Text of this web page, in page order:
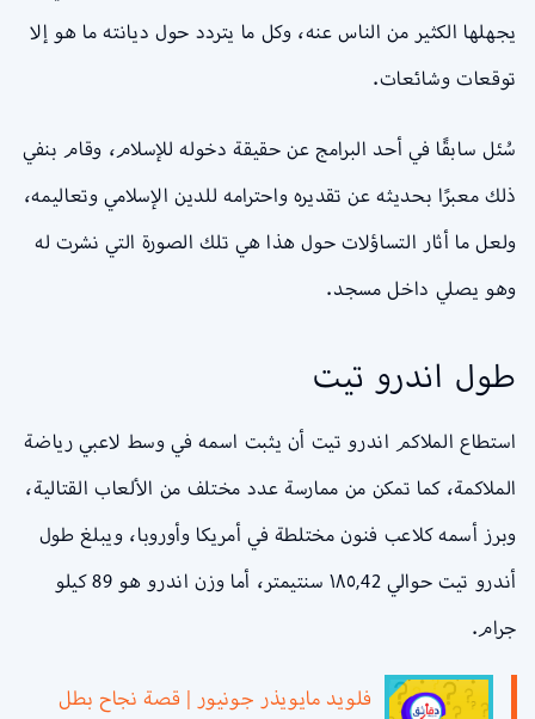
يجهلها الكثير من الناس عنه، وكل ما يتردد حول ديانته ما هو إلا
توقعات وشائعات.
سُئل سابقًا في أحد البرامج عن حقيقة دخوله للإسلام، وقام بنفي
ذلك معبرًا بحديثه عن تقديره واحترامه للدين الإسلامي وتعاليمه،
ولعل ما أثار التساؤلات حول هذا هي تلك الصورة التي نشرت له
وهو يصلي داخل مسجد.
طول اندرو تيت
استطاع الملاكم اندرو تيت أن يثبت اسمه في وسط لاعبي رياضة
الملاكمة، كما تمكن من ممارسة عدد مختلف من الألعاب القتالية،
وبرز أسمه كلاعب فنون مختلطة في أمريكا وأوروبا، ويبلغ طول
أندرو تيت حوالي ١٨٥,42 سنتيمتر، أما وزن اندرو هو 89 كيلو
جرام.
فلويد مايويذر جونيور | قصة نجاح بطل